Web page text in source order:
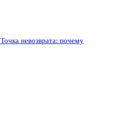
Точка невозврата: почему